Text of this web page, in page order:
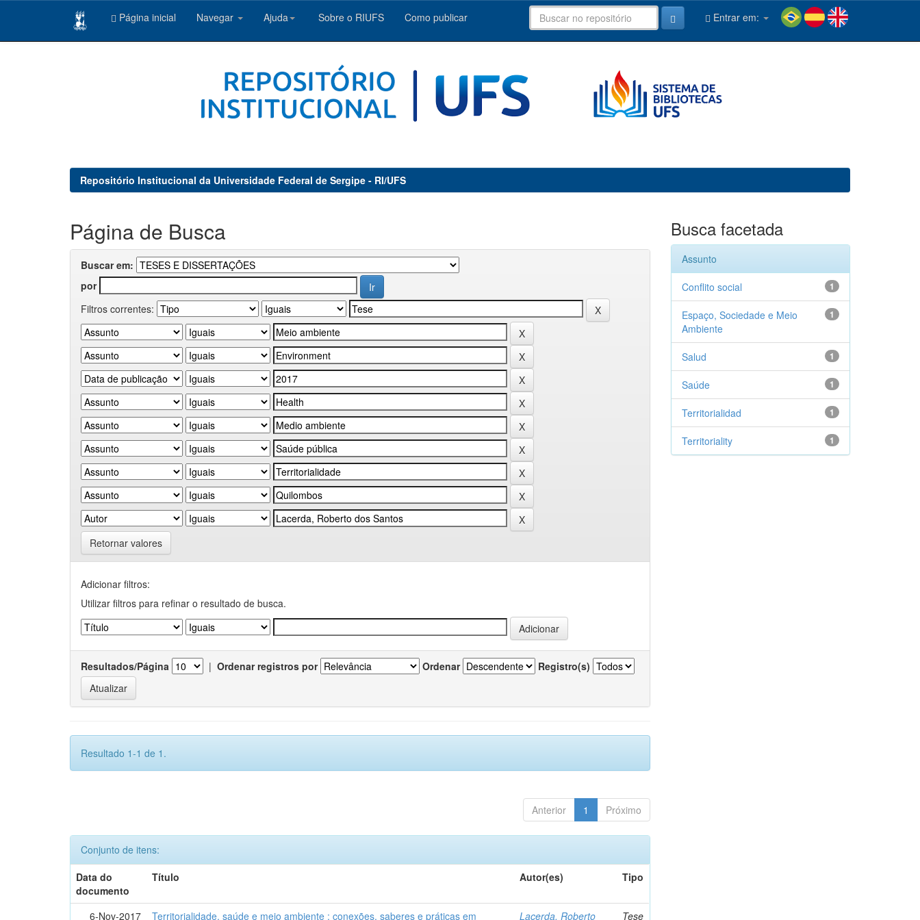
Página inicial Navegar Ajuda Sobre o RIUFS Como publicar Entrar em:
Repositório Institucional da Universidade Federal de Sergipe - RI/UFS
Página de Busca
Buscar em:
por
Filtros correntes:
Retornar valores
Adicionar filtros:
Utilizar filtros para refinar o resultado de busca.
Resultados/Página | Ordenar registros por Ordenar Registro(s)
Resultado 1-1 de 1.
Anterior 1 Próximo
Conjunto de itens:
Data do
documento
Título Autor(es) Tipo
6-Nov-2017 Territorialidade, saúde e meio ambiente : conexões, saberes e práticas em Lacerda, Roberto Tese
Busca facetada
Assunto
1
Conflito social
1
Espaço, Sociedade e Meio
Ambiente
1
Salud
1
Saúde
1
Territorialidad
1
Territoriality